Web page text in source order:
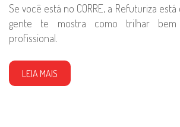
Se você está no CORRE, a Refuturiza
gente te mostra como trilhar
profissional.
LEIA MAIS